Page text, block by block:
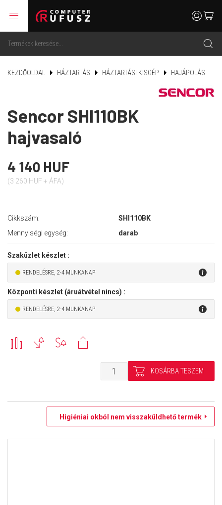
menu
search
usercart
KEZDŐOLDAL HÁZTARTÁS HÁZTARTÁSI KISGÉP HAJÁPOLÁS
Sencor SHI110BK
hajvasaló
4 140 HUF
(3 260 HUF + ÁFA)
Cikkszám:
SHI110BK
Mennyiségi egység:
darab
Szaküzlet készlet :
RENDELÉSRE, 2-4 MUNKANAP
Központi készlet (áruátvétel nincs) :
RENDELÉSRE, 2-4 MUNKANAP
Higiéniai okból nem visszaküldhető termék